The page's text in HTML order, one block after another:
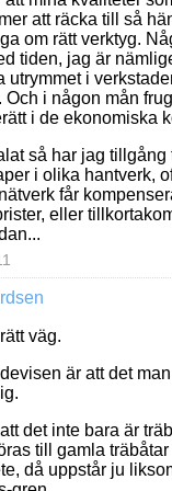
att räcka till så
om rätt verktyg.
tiden, jag är
utrymmet i
Och i någon mån
i de ekonomiska
så har jag tillgång
i olika hantverk,
får
eller
väg.
är att det
det inte bara är
till gamla
då uppstår ju